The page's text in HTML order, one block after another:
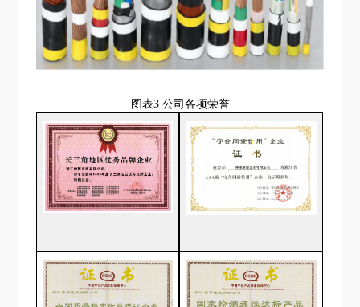
图表3 公司各项荣誉